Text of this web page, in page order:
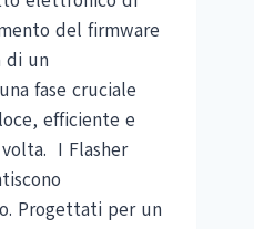
del firmware
di un
fase cruciale
efficiente e
I Flasher
Progettati per un